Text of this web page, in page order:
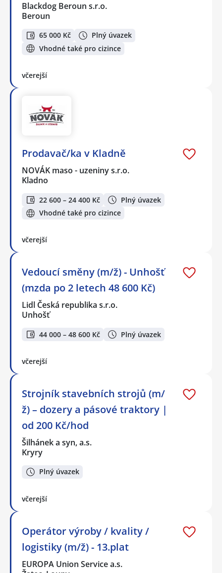
Blackdog Beroun s.r.o.
Beroun
65 000 Kč
Plný úvazek
Vhodné také pro cizince
včerejší
Prodavač/ka v Kladně
NOVÁK maso - uzeniny s.r.o.
Kladno
22 600 – 24 400 Kč
Plný úvazek
Vhodné také pro cizince
včerejší
Vedoucí směny (m/ž) - Unhošť
(mzda po 2 letech 48 600 Kč)
Lidl Česká republika s.r.o.
Unhošť
44 000 – 48 600 Kč Plný úvazek
včerejší
Strojník stavebních strojů (m/
ž) – dozery a pásové traktory |
od 200 Kč/hod
Šilhánek a syn, a.s.
Kryry
Plný úvazek
včerejší
Operátor výroby / kvality /
logistiky (m/ž) - 13.plat
EUROPA Union Service a.s.